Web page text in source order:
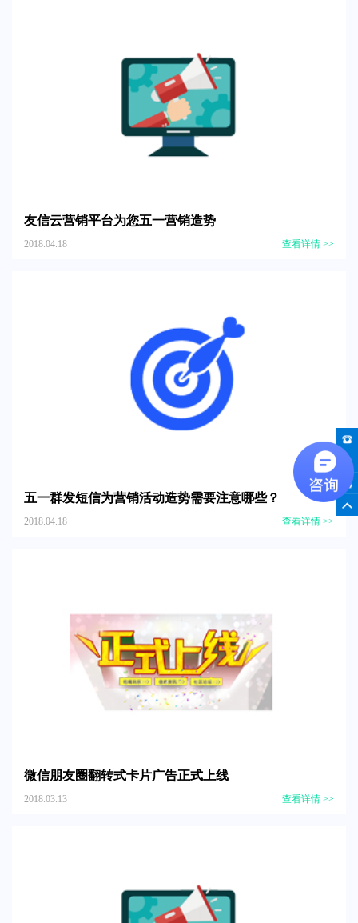
友信云营销平台为您五一营销造势
2018.04.18 查看详情 >>
五一群发短信为营销活动造势需要注意哪些？
2018.04.18 查看详情 >>
微信朋友圈翻转式卡片广告正式上线
2018.03.13 查看详情 >>